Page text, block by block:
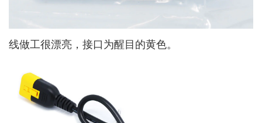
线做工很漂亮，接口为醒目的黄色。